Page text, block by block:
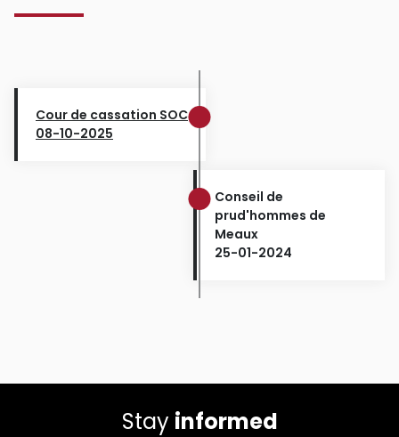
Cour de cassation SOC
08-10-2025
Conseil de
prud'hommes de
Meaux
25-01-2024
Stay informed